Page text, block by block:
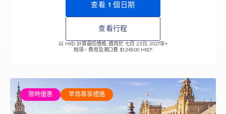
查看 1 個日期
查看行程
以 HKD 計算最低價格, 適用於 七月 23日, 2027年+
稅項、費用及港口費 $1,349.00 HKD*
限時優惠 早鳥尊享禮遇